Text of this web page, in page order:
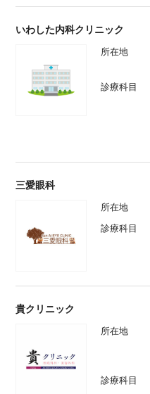
いわした内科クリニック
所在地
診療科目
三愛眼科
所在地
診療科目
貴クリニック
所在地
診療科目